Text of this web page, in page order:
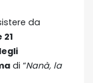
da
21
di “Nanà, la